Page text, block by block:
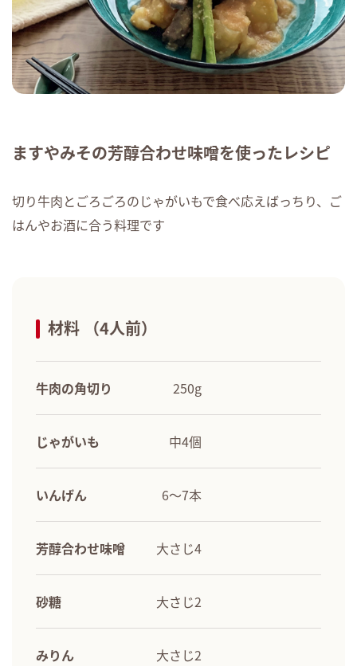
ますやみその芳醇合わせ味噌を使ったレシピ
切り牛肉とごろごろのじゃがいもで食べ応えばっちり、ご
はんやお酒に合う料理です
材料 （4人前）
牛肉の角切り 250g
じゃがいも 中4個
いんげん 6～7本
芳醇合わせ味噌 大さじ4
砂糖 大さじ2
みりん 大さじ2